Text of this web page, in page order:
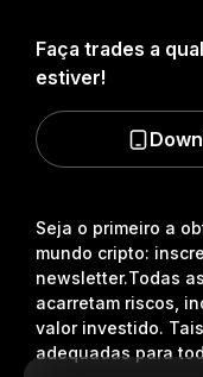
Seja o primeiro a
mundo cripto:
newsletter.Todas
acarretam riscos,
valor investido.
adequadas para
Faça trades a
estiver!